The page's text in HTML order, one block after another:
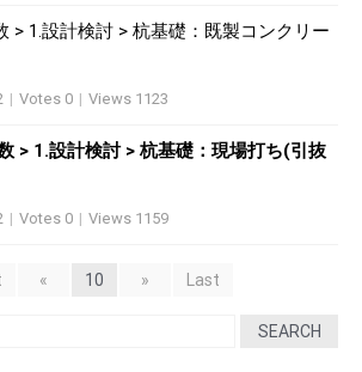
> 1.設計検討 > 杭基礎：既製コンクリー
| Votes 0 | Views 1123
> 1.設計検討 > 杭基礎：現場打ち(引抜
| Votes 0 | Views 1159
« 10 » Last
SEARCH